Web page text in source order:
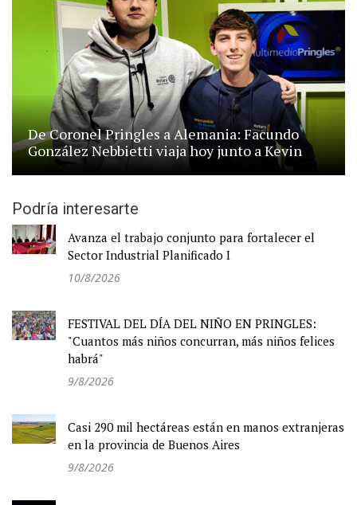
De Coronel Pringles a Alemania: Facundo
González Nebbietti viaja hoy junto a Kevin
Podría interesarte
Avanza el trabajo conjunto para fortalecer el
Sector Industrial Planificado I
10/8/2026
FESTIVAL DEL DÍA DEL NIÑO EN PRINGLES:
"Cuantos más niños concurran, más niños felices
habrá"
9/8/2026
Casi 290 mil hectáreas están en manos extranjeras
en la provincia de Buenos Aires
9/8/2026